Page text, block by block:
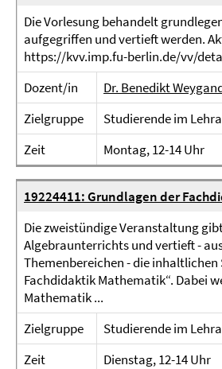
Die Vorlesung behandelt
aufgegriffen und vertieft werden.
https://kvv.imp.fu-berlin.de/vv/
Dozent/in
Dr. Benedikt
Zielgruppe
Studierende im
Zeit
Montag, 12-14 Uhr
19224411: Grundlagen der
Die zweistündige Veranstaltung
Algebraunterrichts und vertieft -
Themenbereichen - die
Fachdidaktik Mathematik“. Dabei
Mathematik ...
Zielgruppe
Studierende im
Zeit
Dienstag, 12-14 Uhr